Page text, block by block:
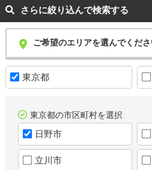
さらに絞り込んで検索する
ご希望のエリアを選んでくだ
東京都
東京都の市区町村を選択
日野市
立川市